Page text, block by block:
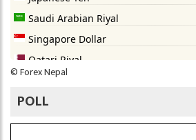
©Forex Nepal
POLL